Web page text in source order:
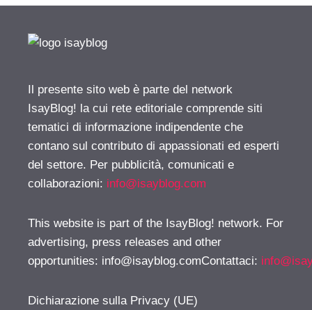
Il presente sito web è parte del network
IsayBlog! la cui rete editoriale comprende siti
tematici di informazione indipendente che
contano sul contributo di appassionati ed esperti
del settore. Per pubblicità, comunicati e
collaborazioni: info@isayblog.com
This website is part of the IsayBlog! network. For
advertising, press releases and other
opportunities: info@isayblog.comContattaci:
Dichiarazione sulla Privacy (UE)